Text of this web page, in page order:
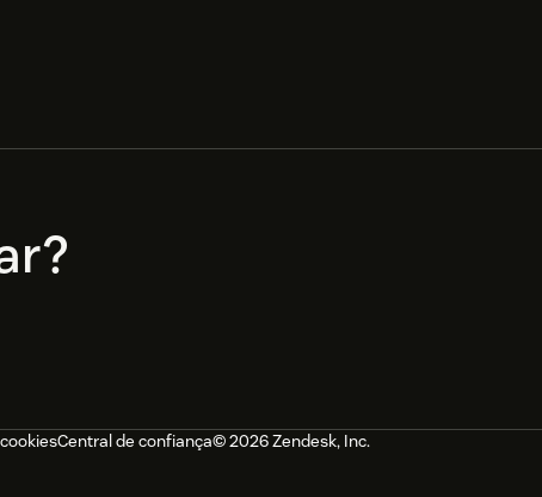
Central de confiança© 2026 Zendesk, Inc.